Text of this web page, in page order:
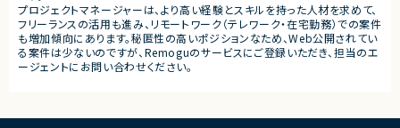
・複数ベンダーによる混成チ
・全体約100名規模の大型プ
プロジェクトマネージャーは、より高い経験とスキルを持った人材を求めて、
フリーランスの活用も進み、リモートワーク（テレワーク・在宅勤務）での案件
も増加傾向にあります。秘匿性の高いポジションなため、Web公開されてい
る案件は少ないのですが、Remoguのサービスにご登録いただき、担当のエ
ージェントにお問い合わせください。